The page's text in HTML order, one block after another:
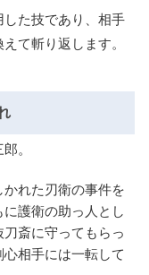
た技であり、相手
て斬り返します。
。
れた刃衛の事件を
護衛の助っ人とし
斎に守ってもらっ
相手には一転して